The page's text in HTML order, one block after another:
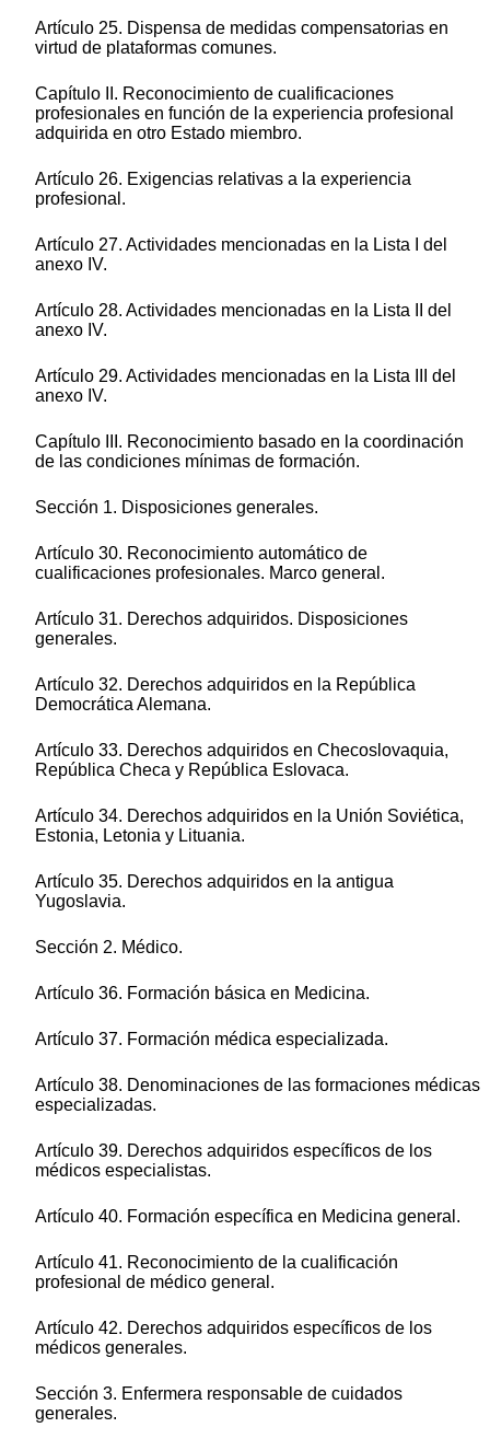
Artículo 25. Dispensa de medidas compensatorias en
virtud de plataformas comunes.
Capítulo II. Reconocimiento de cualificaciones
profesionales en función de la experiencia profesional
adquirida en otro Estado miembro.
Artículo 26. Exigencias relativas a la experiencia
profesional.
Artículo 27. Actividades mencionadas en la Lista I del
anexo IV.
Artículo 28. Actividades mencionadas en la Lista II del
anexo IV.
Artículo 29. Actividades mencionadas en la Lista III del
anexo IV.
Capítulo III. Reconocimiento basado en la coordinación
de las condiciones mínimas de formación.
Sección 1. Disposiciones generales.
Artículo 30. Reconocimiento automático de
cualificaciones profesionales. Marco general.
Artículo 31. Derechos adquiridos. Disposiciones
generales.
Artículo 32. Derechos adquiridos en la República
Democrática Alemana.
Artículo 33. Derechos adquiridos en Checoslovaquia,
República Checa y República Eslovaca.
Artículo 34. Derechos adquiridos en la Unión Soviética,
Estonia, Letonia y Lituania.
Artículo 35. Derechos adquiridos en la antigua
Yugoslavia.
Sección 2. Médico.
Artículo 36. Formación básica en Medicina.
Artículo 37. Formación médica especializada.
Artículo 38. Denominaciones de las formaciones médicas
especializadas.
Artículo 39. Derechos adquiridos específicos de los
médicos especialistas.
Artículo 40. Formación específica en Medicina general.
Artículo 41. Reconocimiento de la cualificación
profesional de médico general.
Artículo 42. Derechos adquiridos específicos de los
médicos generales.
Sección 3. Enfermera responsable de cuidados
generales.